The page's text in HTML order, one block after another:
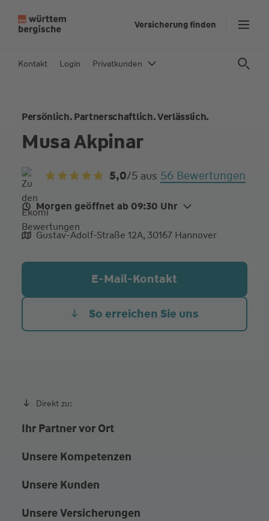
In
Versicherung finden
Kontakt Login Privatkunden
Persönlich. Partnerschaftlich. Verlässlich.
Musa Akpinar
5,0/5 aus 56 Bewertungen
Morgen geöffnet ab 09:30 Uhr
Mo.
09:30 - 18:00
09:30 - 18:00
samstags nach Vereinbarung
Gustav-Adolf-Straße 12A, 30167 Hannover
E-Mail-Kontakt
So erreichen Sie uns
Direkt zu:
Ihr Partner vor Ort
Unsere Kompetenzen
Unsere Kunden
Unsere Versicherungen